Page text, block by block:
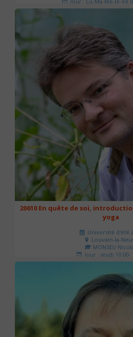
Nombre de
20610 En quête de soi,
yoga
Université d'été
Louvain-la-
MONSEU
Jour : jeudi 10:00-
Nombre de